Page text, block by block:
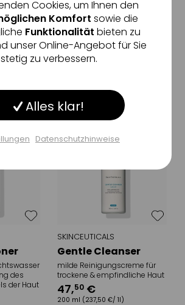
für
beruhigender
Reinigungsschaum zur
Minderung von Unreinheiten
47,50 €
150 ml(316,67 €/ 1l)
des
der Haut
SKINCEUTICALS
Gentle Cleanser
milde Reinigungscreme für
trockene & empfindliche Haut
47,50 €
200 ml (237,50 €/ 1l)
Inaktiv
Inaktiv
Einstellungen speichern
Cookies, um Ihnen den
Komfort sowie die
Funktionalität bieten zu
unser Online-Angebot für Sie
stetig zu verbessern.
Alles klar!
Datenschutzhinweise